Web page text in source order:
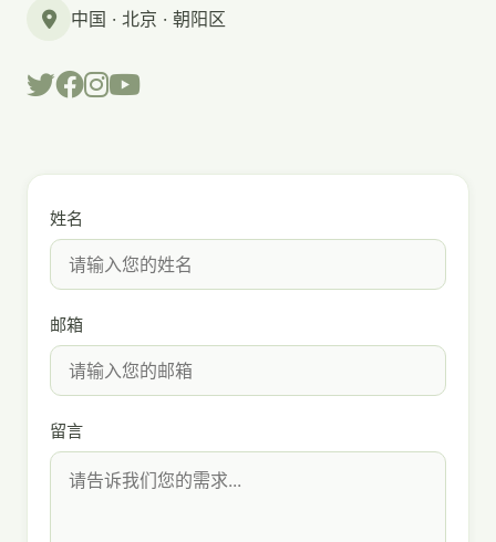
中国 · 北京 · 朝阳区
姓名
邮箱
留言